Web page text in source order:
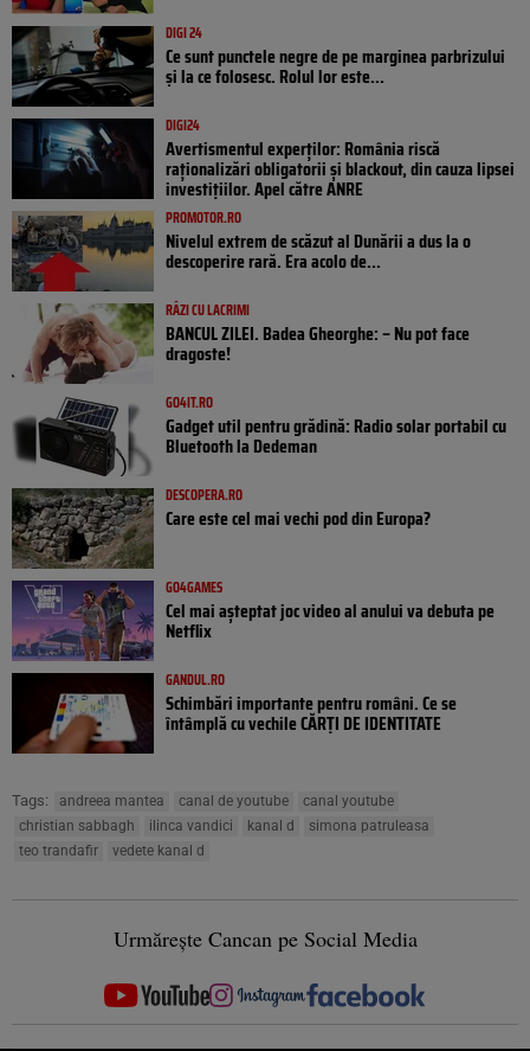
DIGI 24
Ce sunt punctele negre de pe marginea parbrizului
și la ce folosesc. Rolul lor este...
DIGI24
Avertismentul experților: România riscă
raționalizări obligatorii și blackout, din cauza lipsei
investițiilor. Apel către ANRE
PROMOTOR.RO
Nivelul extrem de scăzut al Dunării a dus la o
descoperire rară. Era acolo de...
RÂZI CU LACRIMI
BANCUL ZILEI. Badea Gheorghe: – Nu pot face
dragoste!
GO4IT.RO
Gadget util pentru grădină: Radio solar portabil cu
Bluetooth la Dedeman
DESCOPERA.RO
Care este cel mai vechi pod din Europa?
GO4GAMES
Cel mai așteptat joc video al anului va debuta pe
Netflix
GANDUL.RO
Schimbări importante pentru români. Ce se
întâmplă cu vechile CĂRȚI DE IDENTITATE
Tags: andreea mantea canal de youtube
canal youtube
christian sabbagh
ilinca vandici kanal d
simona patruleasa
teo trandafir
vedete kanal d
Urmărește Cancan pe Social Media